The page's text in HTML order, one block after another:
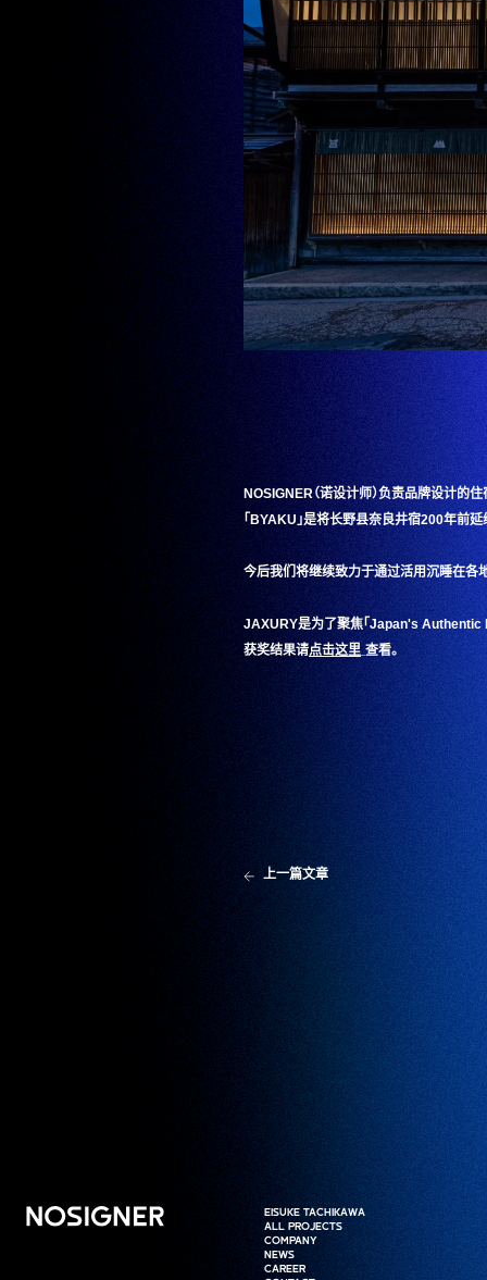
NOSIGNER（诺设计师）负责品牌设计的住
「BYAKU」是将长野县奈良井宿200年前
今后我们将继续致力于通过活用沉睡在各
JAXURY是为了聚焦「Japan's Authentic
获奖结果请点击这里
点击这里 _查看。
上一篇文章
首页 EISUKE TACHIKAWA
EISUKE TACHIKAWA
ALL PROJECTS
ALL PROJECTS
COMPANY
COMPANY
NEWS
NEWS
CAREER
CAREER